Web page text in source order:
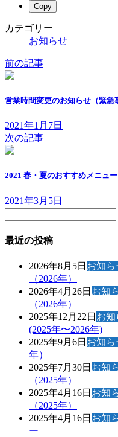
Copy
カテゴリー
お知らせ
前の記事
営業時間変更のお知らせ（緊急
2021年1月7日
次の記事
2021 春・夏のおすすめメニュー
2021年3月5日
最近の投稿
2026年8月5日 お知ら
（2026年）
2026年4月26日 お知
（2026年）
2025年12月22日 お知
(2025年〜2026年)
2025年9月6日 お知ら
年）
2025年7月30日 お知
（2025年）
2025年4月16日 お知
（2025年）
2025年4月16日 お知
ー